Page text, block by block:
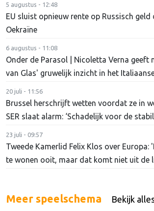
5 augustus - 12:48
EU sluist opnieuw rente op Russisch
Oekraïne
6 augustus - 11:08
Onder de Parasol | Nicoletta Verna geeft
van Glas' gruwelijk inzicht in het
20 juli - 11:56
Brussel herschrijft wetten voordat ze in
SER slaat alarm: ‘Schadelijk voor de
23 juli - 09:57
Tweede Kamerlid Felix Klos over Europa:
te wonen ooit, maar dat komt niet uit de
Meer speelschema Bekijk